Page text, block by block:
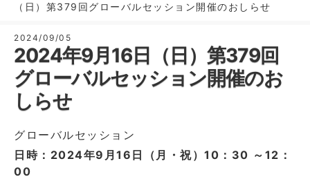
（日）第379回グローバルセッション開催のおしらせ
2024/09/05
2024年9月16日（日）第379回
グローバルセッション開催のお
しらせ
グローバルセッション
日時：2024年9月16日（月・祝）10：30 ～12：
00